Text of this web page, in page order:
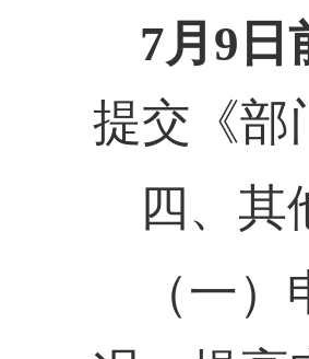
7月 9 日
提交《部
四、其
（一